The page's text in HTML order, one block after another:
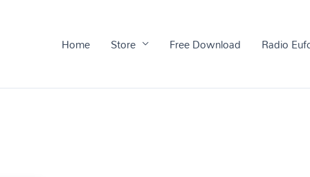
Home Store Free Download Radio